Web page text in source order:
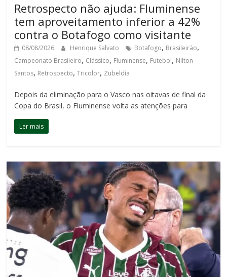
Retrospecto não ajuda: Fluminense
tem aproveitamento inferior a 42%
contra o Botafogo como visitante
08/08/2026 Henrique Salvato Botafogo, Brasileirão,
Campeonato Brasileiro, Clássico, Fluminense, Futebol, Nilton
Santos, Retrospecto,Tricolor, Zubeldía
Depois da eliminação para o Vasco nas oitavas de final da
Copa do Brasil, o Fluminense volta as atenções para
Ler mais